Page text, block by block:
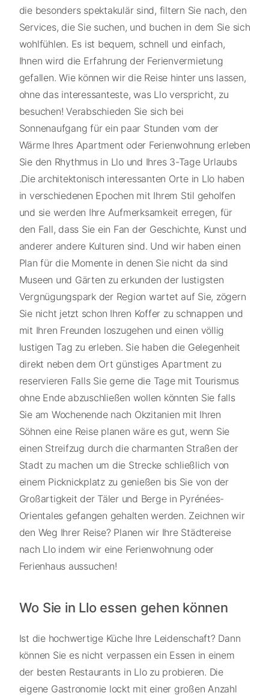
die besonders spektakulär sind, filtern Sie nach, den
Services, die Sie suchen, und buchen in dem Sie sich
wohlfühlen. Es ist bequem, schnell und einfach,
Ihnen wird die Erfahrung der Ferienvermietung
gefallen. Wie können wir die Reise hinter uns lassen,
ohne das interessanteste, was Llo verspricht, zu
besuchen! Verabschieden Sie sich bei
Sonnenaufgang für ein paar Stunden vom der
Wärme Ihres Apartment oder Ferienwohnung erleben
Sie den Rhythmus in Llo und Ihres 3-Tage Urlaubs
.Die architektonisch interessanten Orte in Llo haben
in verschiedenen Epochen mit Ihrem Stil geholfen
und sie werden Ihre Aufmerksamkeit erregen, für
den Fall, dass Sie ein Fan der Geschichte, Kunst und
anderer andere Kulturen sind. Und wir haben einen
Plan für die Momente in denen Sie nicht da sind
Museen und Gärten zu erkunden der lustigsten
Vergnügungspark der Region wartet auf Sie, zögern
Sie nicht jetzt schon Ihren Koffer zu schnappen und
mit Ihren Freunden loszugehen und einen völlig
lustigen Tag zu erleben. Sie haben die Gelegenheit
direkt neben dem Ort günstiges Apartment zu
reservieren Falls Sie gerne die Tage mit Tourismus
ohne Ende abzuschließen wollen könnten Sie falls
Sie am Wochenende nach Okzitanien mit Ihren
Söhnen eine Reise planen wäre es gut, wenn Sie
einen Streifzug durch die charmanten Straßen der
Stadt zu machen um die Strecke schließlich von
einem Picknickplatz zu genießen bis Sie von der
Großartigkeit der Täler und Berge in Pyrénées-
Orientales gefangen gehalten werden. Zeichnen wir
den Weg Ihrer Reise? Planen wir Ihre Städtereise
nach Llo indem wir eine Ferienwohnung oder
Ferienhaus aussuchen!
Wo Sie in Llo essen gehen können
Ist die hochwertige Küche Ihre Leidenschaft? Dann
können Sie es nicht verpassen ein Essen in einem
der besten Restaurants in Llo zu probieren. Die
eigene Gastronomie lockt mit einer großen Anzahl